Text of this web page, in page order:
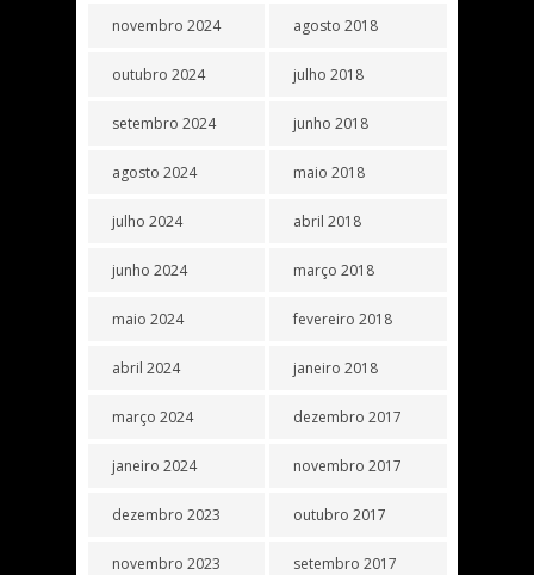
novembro 2024
outubro 2024
setembro 2024
agosto 2024
julho 2024
junho 2024
maio 2024
abril 2024
março 2024
janeiro 2024
dezembro 2023
novembro 2023
agosto 2018
julho 2018
junho 2018
maio 2018
abril 2018
março 2018
fevereiro 2018
janeiro 2018
dezembro 2017
novembro 2017
outubro 2017
setembro 2017